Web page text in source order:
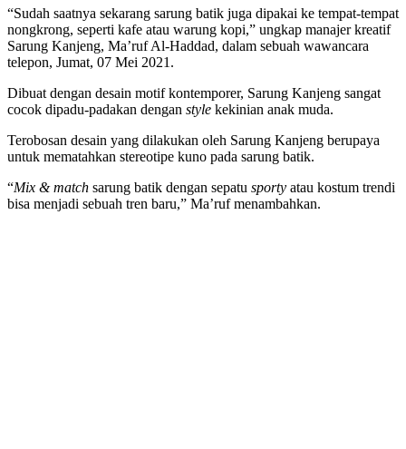
“Sudah saatnya sekarang sarung batik juga dipakai ke tempat-tempat
nongkrong, seperti kafe atau warung kopi,” ungkap manajer kreatif
Sarung Kanjeng, Ma’ruf Al-Haddad, dalam sebuah wawancara
telepon, Jumat, 07 Mei 2021.
Dibuat dengan desain motif kontemporer, Sarung Kanjeng sangat
cocok dipadu-padakan dengan style kekinian anak muda.
Terobosan desain yang dilakukan oleh Sarung Kanjeng berupaya
untuk mematahkan stereotipe kuno pada sarung batik.
“Mix & match sarung batik dengan sepatu sporty atau kostum trendi
bisa menjadi sebuah tren baru,” Ma’ruf menambahkan.